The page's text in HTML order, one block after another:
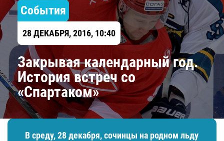
События
28 ДЕКАБРЯ, 2016, 10:40
Закрывая календарный год.
История встреч со
«Спартаком»
В среду, 28 декабря, сочинцы на родном льду